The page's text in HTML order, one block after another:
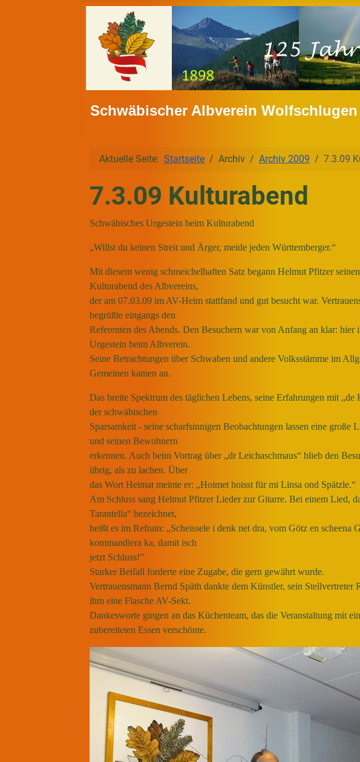
Schwäbischer Albverein Wolfschlugen
Aktuelle Seite: Startseite Archiv Archiv 2009 7.3.09
7.3.09 Kulturabend
Schwäbisches Urgestein beim Kulturabend
„Willst du keinen Streit und Ärger, meide jeden Württemberger.“
Mit diesem wenig schmeichelhaften Satz begann Helmut Pfitzer
Kulturabend des Albvereins,
der am 07.03.09 im AV-Heim stattfand und gut besucht war.
begrüßte eingangs den
Referenten des Abends. Den Besuchern war von Anfang an klar: hier
Urgestein beim Albverein.
Seine Betrachtungen über Schwaben und andere Volksstämme im
Gemeinen kamen an.
Das breite Spektrum des täglichen Lebens, seine Erfahrungen mit „de
der schwäbischen
Sparsamkeit - seine scharfsinnigen Beobachtungen lassen eine große
und seinen Bewohnern
erkennen. Auch beim Vortrag über „dr Leichaschmaus“ blieb den
übrig, als zu lachen. Über
das Wort Heimat meinte er: „Hoimet hoisst für mi Linsa ond Spätzle.“
Am Schluss sang Helmut Pfitzer Lieder zur Gitarre. Bei einem Lied,
Tarantella“ bezeichnet,
heißt es im Refrain: „Scheissele i denk net dra, vom Götz en scheena
kommandiera ka, damit isch
jetzt Schluss!”
Starker Beifall forderte eine Zugabe, die gern gewährt wurde.
Vertrauensmann Bernd Späth dankte dem Künstler, sein Stellvertreter
ihm eine Flasche AV-Sekt.
Dankesworte gingen an das Küchenteam, das die Veranstaltung mit
zubereiteten Essen verschönte.